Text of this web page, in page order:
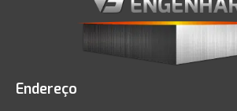
Endereço